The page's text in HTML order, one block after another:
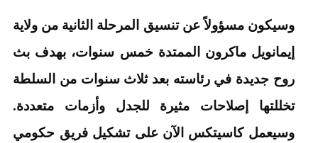
وسيكون مسؤولاً عن تنسيق المرحلة الثانية من ولاية
إيمانويل ماكرون الممتدة خمس سنوات، بهدف بث
روح جديدة في رئاسته بعد ثلاث سنوات من السلطة
تخللتها إصلاحات مثيرة للجدل وأزمات متعددة.
وسيعمل كاسيتكس الآن على تشكيل فريق حكومي